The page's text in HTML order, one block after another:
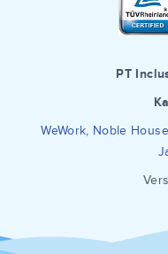
PT
WeWork, Noble